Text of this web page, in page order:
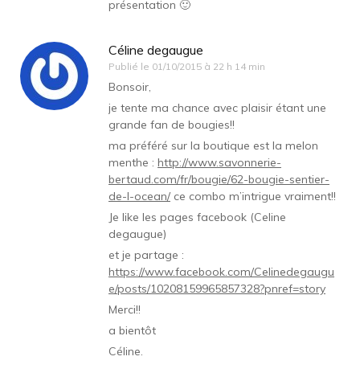
présentation 🙂
Céline degaugue
Publié le 01/10/2015 à 22 h 14 min
Bonsoir,
je tente ma chance avec plaisir étant une
grande fan de bougies!!
ma préféré sur la boutique est la melon
menthe : http://www.savonnerie-
bertaud.com/fr/bougie/62-bougie-sentier-
de-l-ocean/ce combo m’intrigue vraiment!!
Je like les pages facebook (Celine
degaugue)
et je partage :
https://www.facebook.com/Celinedegaugu
e/posts/10208159965857328?pnref=story
Merci!!
a bientôt
Céline.